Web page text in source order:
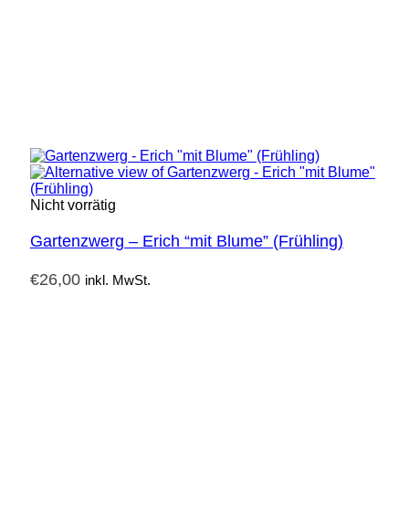
Nicht vorrätig
Gartenzwerg – Erich “mit Blume” (Frühling)
€26,00 inkl. MwSt.